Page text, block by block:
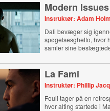
Modern Issues
Instruktør: Adam
Dali bevæger sig
spøgelsesghetto, hvor
samler sine
La Fami
Instruktør: Phillip
Fouli tager på en
hvor alting startede i